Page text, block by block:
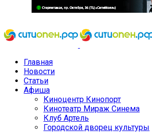
Главная
Новости
Статьи
Афиша
Киноцентр Кинопорт
Кинотеатр Мираж Синема
Клуб Артель
Городской дворец культуры